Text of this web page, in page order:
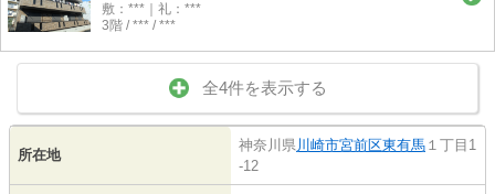
敷：***｜礼：***
3階 / *** / ***
全4件を表示する
所在地
神奈川県川崎市宮前区東有馬 １丁目1
-12